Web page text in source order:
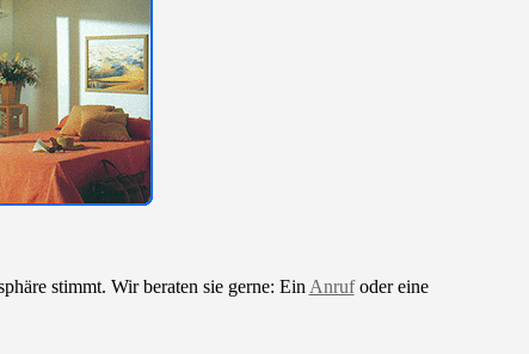
stimmt. Wir beraten sie gerne: Ein Anrufoder eine